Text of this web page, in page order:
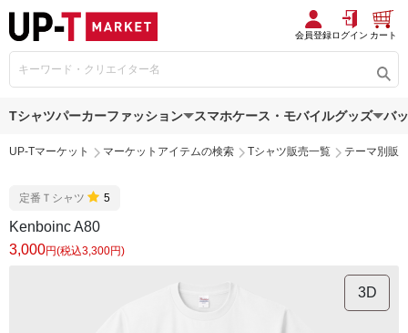
会員登録ログイン カート
Tシャツパーカーファッション スマホケース・モバイルグッズ バ
UP-Tマーケット マーケットアイテムの検索 Tシャツ販売一覧 テーマ別販
定番Ｔシャツ 5
Kenboinc A80
3,000円(税込3,300円)
3D